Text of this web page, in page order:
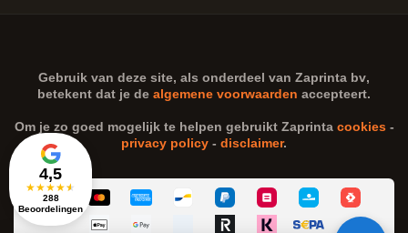
4,5
★★★★★
288
Beoordelingen
Gebruik van deze site, als onderdeel van Zaprinta bv,
betekent dat je de algemene voorwaarden accepteert.
Om je zo goed mogelijk te helpen gebruikt Zaprinta cookies-
privacy policy - disclaimer.